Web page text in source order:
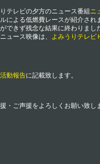
テレビの夕方のニュース番組 ニ
による低燃費レースが紹介され
できず残念な結果に終わりまし
ュース映像は、 よみうりテレビ
活動報告に記載致します。
・ご声援をよろしくお願い致し